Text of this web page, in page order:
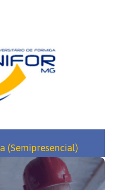
(Semipresencial)